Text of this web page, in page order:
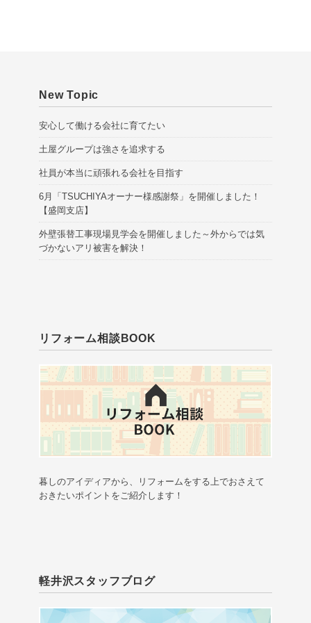
New Topic
安心して働ける会社に育てたい
土屋グループは強さを追求する
社員が本当に頑張れる会社を目指す
6月「TSUCHIYAオーナー様感謝祭」を開催しました！
【盛岡支店】
外壁張替工事現場見学会を開催しました～外からでは気
づかないアリ被害を解決！
リフォーム相談BOOK
暮しのアイディアから、リフォームをする上でおさえて
おきたいポイントをご紹介します！
軽井沢スタッフブログ